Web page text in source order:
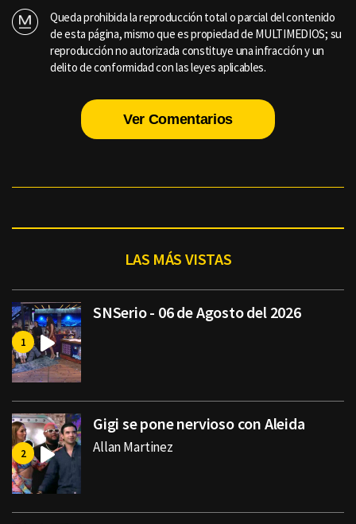
Queda prohibida la reproducción total o parcial del contenido
de esta página, mismo que es propiedad de MULTIMEDIOS; su
reproducción no autorizada constituye una infracción y un
delito de conformidad con las leyes aplicables.
Ver Comentarios
LAS MÁS VISTAS
SNSerio - 06 de Agosto del 2026
Gigi se pone nervioso con Aleida
Allan Martinez